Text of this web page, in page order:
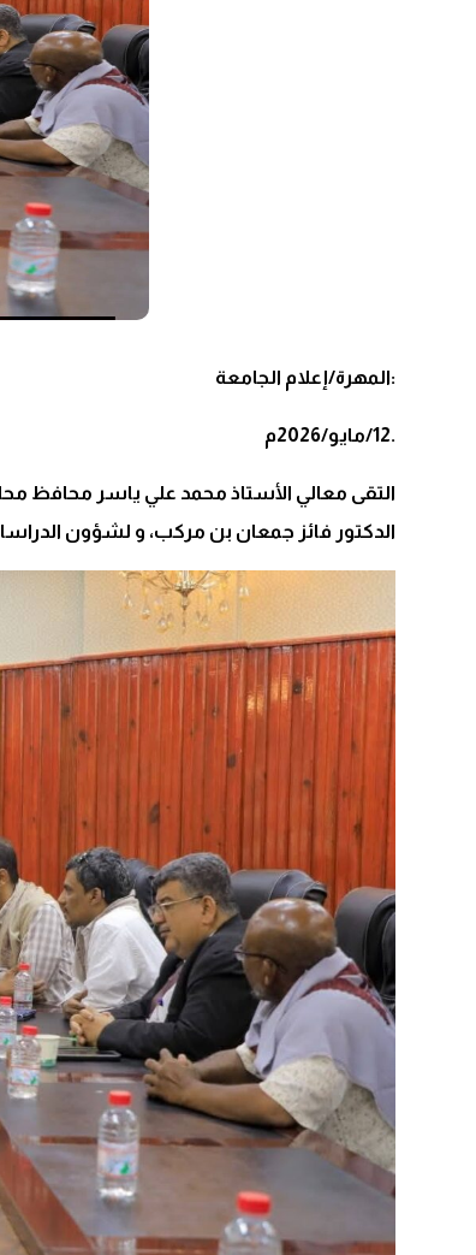
:المهرة/إعلام الجامعة
.12/مايو/2026م
التقى معالي الأستاذ محمد علي ياسر محافظ
الدكتور فائز جمعان بن مركب، و لشؤون